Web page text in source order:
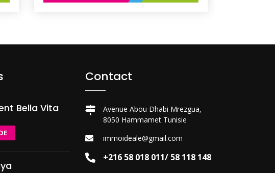
Bella Vita
Contact
Avenue Abou Dhabi Mrezgua,
8050 Hammamet Tunisie
immoideale@gmail.com
+216 58 018 011/ 58 118 148